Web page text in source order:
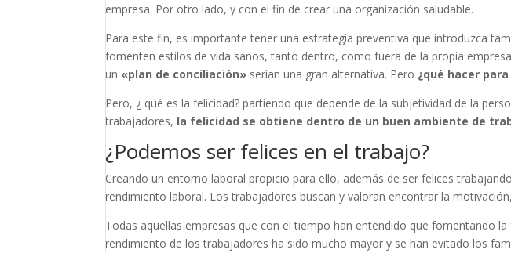
empresa. Por otro lado, y con el fin de crear una organización saludable.
Para este fin, es importante tener una estrategia preventiva que introduzca
fomenten estilos de vida sanos, tanto dentro, como fuera de la propia
un «plan de conciliación» serían una gran alternativa. Pero ¿qué hacer
Pero, ¿ qué es la felicidad? partiendo que depende de la subjetividad de la
trabajadores, la felicidad se obtiene dentro de un buen ambiente de
¿Podemos ser felices en el trabajo?
Creando un entorno laboral propicio para ello, además de ser felices
rendimiento laboral. Los trabajadores buscan y valoran encontrar la
Todas aquellas empresas que con el tiempo han entendido que fomentando
rendimiento de los trabajadores ha sido mucho mayor y se han evitado los